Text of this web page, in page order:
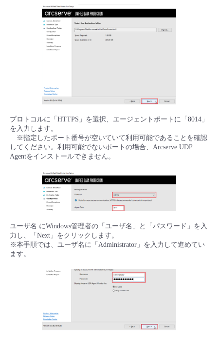
プロトコルに「HTTPS」を選択、エージェントポートに「8014」
を入力します。
※指定したポート番号が空いていて利用可能であることを確認
してください。利用可能でないポートの場合、Arcserve UDP
Agentをインストールできません。
ユーザ名 にWindows管理者の「ユーザ名」と「パスワード」を入
力し、「Next」をクリックします。
※本手順では、ユーザ名に「Administrator」を入力して進めてい
ます。